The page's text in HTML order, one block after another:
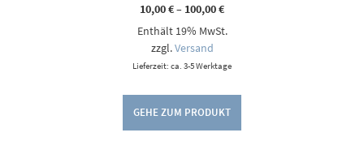
10,00€– 100,00€Preisspanne:
bis
Enthält 19% MwSt.
zzgl.Versand
Lieferzeit: ca. 3-5 Werktage
GEHE ZUM PRODUKT